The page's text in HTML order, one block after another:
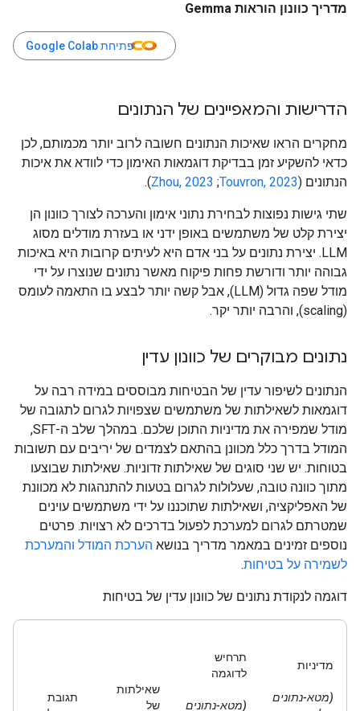
מדריך כוונון הוראות Gemma
פתיחת Google Colab
הדרישות והמאפיינים של הנתונים
מחקרים הראו שאיכות הנתונים חשובה לרוב יותר מכמותם, לכן
כדאי להשקיע זמן בבדיקת דוגמאות האימון כדי לוודא את איכות
הנתונים (Touvron, 2023
;‏
Zhou, 2023
).
שתי גישות נפוצות לבחירת נתוני אימון והערכה לצורך כוונון הן
יצירת קלט של משתמשים באופן ידני או בעזרת מודלים מסוג
LLM. יצירת נתונים על בני אדם היא לעיתים קרובות היא באיכות
גבוהה יותר ודורשת פחות פיקוח מאשר נתונים שנוצרו על ידי
מודל שפה גדול (LLM), אבל קשה יותר לבצע בו התאמה לעומס
(scaling), והרבה יותר יקר.
נתונים מבוקרים של כוונון עדין
הנתונים לשיפור עדין של הבטיחות מבוססים במידה רבה על
דוגמאות לשאילתות של משתמשים שצפויות לגרום לתגובה של
מודל שמפירה את מדיניות התוכן שלכם. במהלך שלב ה-SFT,
המודל בדרך כלל מכוונן בהתאם לצמדים של יריבים עם תשובות
בטוחות. יש שני סוגים של שאילתות זדוניות. שאילתות שבוצעו
מתוך כוונה טובה, שעלולות לגרום בטעות להתנהגות לא מכוונת
של האפליקציה, ושאילתות שתוכננו על ידי משתמשים עוינים
שמטרתם לגרום למערכת לפעול בדרכים לא רצויות. פרטים
נוספים זמינים במאמר מדריך בנושא הערכת המודל והמערכת
לשמירה על בטיחות.
דוגמה לנקודת נתונים של כוונון עדין של בטיחות
מדיניות
(מטא-נתונים
תרחיש
לדוגמה
(מטא-נתונים
שאילתות
של
תגובת